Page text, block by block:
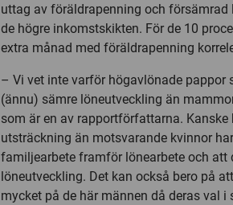
uttag av föräldrapenning och
de högre inkomstskikten. För de 10
extra månad med föräldrapenning
– Vi vet inte varför högavlönade
(ännu) sämre löneutveckling än
som är en av rapportförfattarna.
utsträckning än motsvarande kvinnor
familjearbete framför lönearbete och att
löneutveckling. Det kan också bero på
mycket på de här männen då deras val